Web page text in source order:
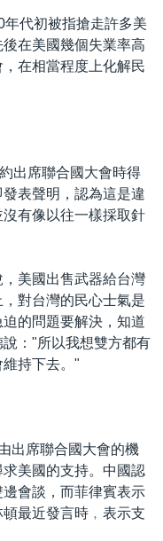
代初被指搶走許多美
在美國幾個失業率高
在相當程度上化解民
出席聯合國大會時得
表聲明，認為這是違
有像以往一樣採取針
美國出售武器給台灣
對台灣的民心士氣是
的問題要解決，知道
："所以我想雙方都有
持下去。"
出席聯合國大會的機
美國的支持。中國認
會談，而菲律賓表示
最近發言時﹐表示支